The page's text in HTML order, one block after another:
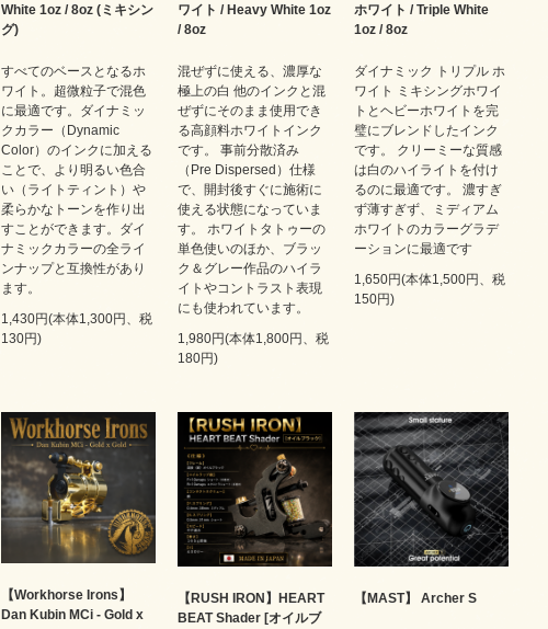
White 1oz / 8oz (ミキシン
グ)
すべてのベースとなるホ
ワイト。超微粒子で混色
に最適です。ダイナミッ
クカラー（Dynamic
Color）のインクに加える
ことで、より明るい色合
い（ライトティント）や
柔らかなトーンを作り出
すことができます。ダイ
ナミックカラーの全ライ
ンナップと互換性があり
ます。
1,430円(本体1,300円、税
130円)
ワイト / Heavy White 1oz
/ 8oz
混ぜずに使える、濃厚な
極上の白 他のインクと混
ぜずにそのまま使用でき
る高顔料ホワイトインク
です。 事前分散済み
（Pre Dispersed）仕様
で、開封後すぐに施術に
使える状態になっていま
す。 ホワイトタトゥーの
単色使いのほか、ブラッ
ク＆グレー作品のハイラ
イトやコントラスト表現
にも使われています。
1,980円(本体1,800円、税
180円)
ホワイト / Triple White
1oz / 8oz
ダイナミック トリプル ホ
ワイト ミキシングホワイ
トとヘビーホワイトを完
璧にブレンドしたインク
です。 クリーミーな質感
は白のハイライトを付け
るのに最適です。 濃すぎ
ず薄すぎず、ミディアム
ホワイトのカラーグラデ
ーションに最適です
1,650円(本体1,500円、税
150円)
【Workhorse Irons】
Dan Kubin MCi - Gold x
【RUSH IRON】HEART
BEAT Shader [オイルブ
【MAST】 Archer S